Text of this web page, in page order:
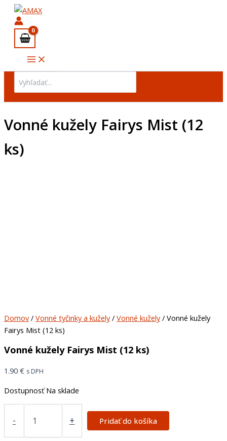
Preskočiť
obsah
for:
Vonné kužely Fairys Mist (12
ks)
Domov/ Vonné tyčinky a kužely/ Vonné kužely/ Vonné kužely
Fairys Mist (12 ks)
Vonné kužely Fairys Mist (12 ks)
1.90 € s DPH
Dostupnosť Na sklade
-
množstvo
Vonné
kužely
Fairys
Mist
+ Pridať do košíka